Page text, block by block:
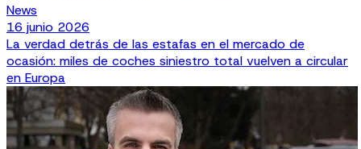
News
16 junio 2026
La verdad detrás de las estafas en el mercado de
ocasión: miles de coches siniestro total vuelven a circular
en Europa